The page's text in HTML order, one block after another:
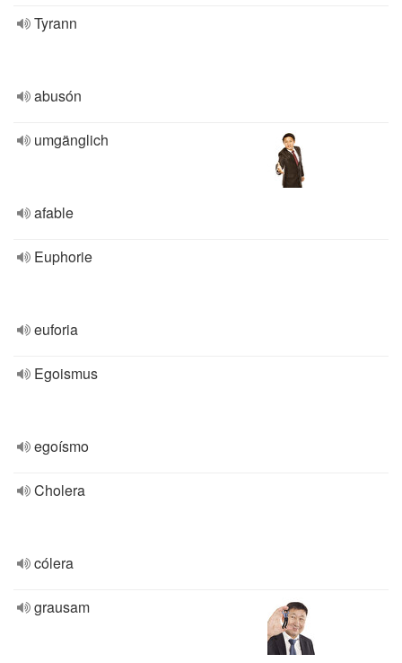
Tyrann
abusón
umgänglich
afable
Euphorie
euforia
Egoismus
egoísmo
Cholera
cólera
grausam